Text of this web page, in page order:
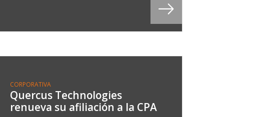
CORPORATIVA
Quercus Technologies
renueva su afiliación a la CPA